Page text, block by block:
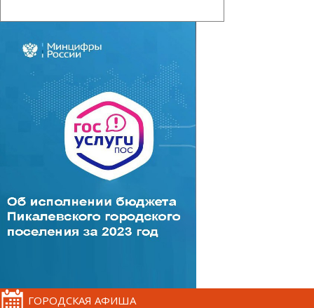
ГОРОДСКАЯ АФИША